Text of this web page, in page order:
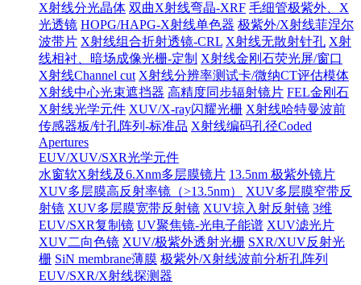
X射线分光晶体 双曲X射线弯晶-XRF 毛细管极紫外、X
光透镜 HOPG/HAPG-X射线单色器 极紫外/X射线菲涅尔
波带片 X射线组合折射透镜-CRL X射线无散射针孔 X射
线相衬、暗场成像光栅-定制 X射线金刚石荧光屏/窗口
X射线Channel cut X射线分辨率测试卡/微纳CT评估模体
X射线中心光束遮挡器 高精度同步辐射镜片 FEL金刚石
X射线光学元件 XUV/X-ray闪耀光栅 X射线哈特曼波前
传感器板/针孔阵列-标准品 X射线编码孔径Coded
Apertures
EUV/XUV/SXR光学元件
水窗软X射线及6.Xnm多层膜镜片 13.5nm 极紫外镜片
XUV多层膜高反射率镜（>13.5nm）
XUV多层膜窄带反
射镜 XUV多层膜宽带反射镜 XUV掠入射反射镜 3维
EUV/SXR复制镜 UV聚焦镜-光电子能谱 XUV滤光片
XUV二向色镜 XUV/极紫外透射光栅 SXR/XUV反射光
栅 SiN membrane薄膜 极紫外/X射线波前分析孔阵列
EUV/SXR/X射线探测器